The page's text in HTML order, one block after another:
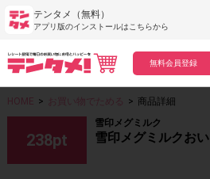
テンタメ（無料）
アプリ版のインストールはこちらから
無料会員登録
HOME > お買い物でためる > 商品詳細
238pt
雪印メグミルク
雪印メグミルクお